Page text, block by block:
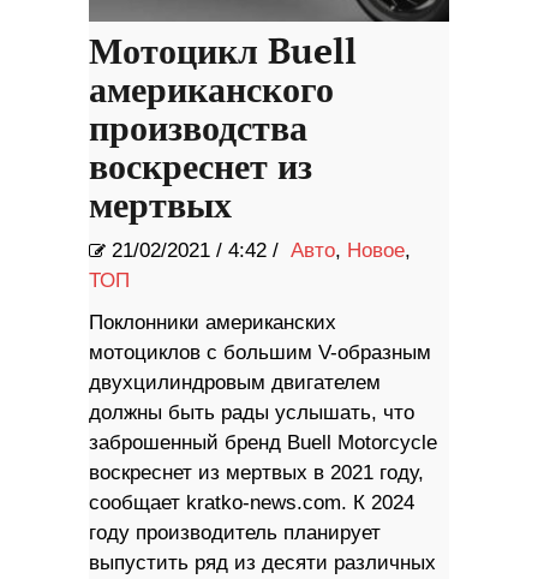
Мотоцикл Buell
американского
производства
воскреснет из
мертвых
21/02/2021 / 4:42 / Авто, Новое,
ТОП
Поклонники американских
мотоциклов с большим V-образным
двухцилиндровым двигателем
должны быть рады услышать, что
заброшенный бренд Buell Motorcycle
воскреснет из мертвых в 2021 году,
сообщает kratko-news.com. К 2024
году производитель планирует
выпустить ряд из десяти различных